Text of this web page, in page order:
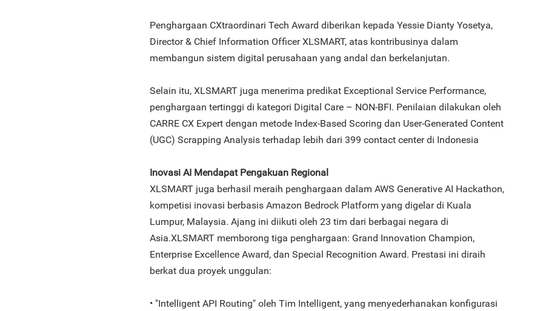
Penghargaan CXtraordinari Tech Award diberikan kepada Yessie Dianty Yosetya,
Director & Chief Information Officer XLSMART, atas kontribusinya dalam
membangun sistem digital perusahaan yang andal dan berkelanjutan.
Selain itu, XLSMART juga menerima predikat Exceptional Service Performance,
penghargaan tertinggi di kategori Digital Care – NON-BFI. Penilaian dilakukan oleh
CARRE CX Expert dengan metode Index-Based Scoring dan User-Generated Content
(UGC) Scrapping Analysis terhadap lebih dari 399 contact center di Indonesia
Inovasi AI Mendapat Pengakuan Regional
XLSMART juga berhasil meraih penghargaan dalam AWS Generative AI Hackathon,
kompetisi inovasi berbasis Amazon Bedrock Platform yang digelar di Kuala
Lumpur, Malaysia. Ajang ini diikuti oleh 23 tim dari berbagai negara di
Asia.XLSMART memborong tiga penghargaan: Grand Innovation Champion,
Enterprise Excellence Award, dan Special Recognition Award. Prestasi ini diraih
berkat dua proyek unggulan:
• "Intelligent API Routing" oleh Tim Intelligent, yang menyederhanakan konfigurasi